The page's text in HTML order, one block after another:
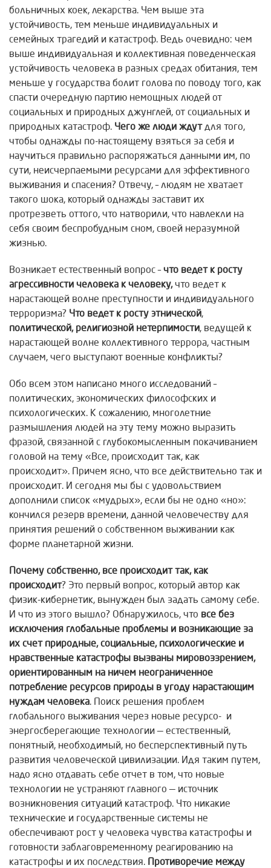
больничных коек, лекарства. Чем выше эта
устойчивость, тем меньше индивидуальных и
семейных трагедий и катастроф. Ведь очевидно: чем
выше индивидуальная и коллективная поведенческая
устойчивость человека в разных средах обитания, тем
меньше у государства болит голова по поводу того, как
спасти очередную партию немощных людей от
социальных и природных джунглей, от социальных и
природных катастроф. Чего же люди ждутдля того,
чтобы однажды по-настоящему взяться за себя и
научиться правильно распоряжаться данными им, по
сути, неисчерпаемыми ресурсами для эффективного
выживания и спасения? Отвечу, – людям не хватает
такого шока, который однажды заставит их
протрезветь оттого, что натворили, что навлекли на
себя своим беспробудным сном, своей неразумной
жизнью.
Возникает естественный вопрос –что ведет к росту
агрессивности человека к человеку,что ведет к
нарастающей волне преступности и индивидуального
терроризма? Что ведет к росту этнической,
политической, религиозной нетерпимости, ведущей к
нарастающей волне коллективного террора, частным
случаем, чего выступают военные конфликты?
Обо всем этом написано много исследований –
политических, экономических философских и
психологических. К сожалению, многолетние
размышления людей на эту тему можно выразить
фразой, связанной с глубокомысленным покачиванием
головой на тему «Все, происходит так, как
происходит». Причем ясно, что все действительно так и
происходит. И сегодня мы бы с удовольствием
дополнили список «мудрых», если бы не одно «но»:
кончился резерв времени, данной человечеству для
принятия решений о собственном выживании как
форме планетарной жизни.
Почему собственно, все происходит так, как
происходит? Это первый вопрос, который автор как
физик-кибернетик, вынужден был задать самому себе.
И что из этого вышло? Обнаружилось, что все без
исключения глобальные проблемы и возникающие за
их счет природные, социальные, психологические и
нравственные катастрофы вызваны мировоззрением,
ориентированным на ничем неограниченное
потребление ресурсов природы в угоду нарастающим
нуждам человека. Поиск решения проблем
глобального выживания через новые ресурсо- и
энергосберегающие технологии — естественный,
понятный, необходимый, но бесперспективный путь
развития человеческой цивилизации. Идя таким путем,
надо ясно отдавать себе отчет в том, что новые
технологии не устраняют главного — источник
возникновения ситуаций катастроф. Что никакие
технические и государственные системы не
обеспечивают рост у человека чувства катастрофы и
готовности заблаговременному реагированию на
катастрофы и их последствия. Противоречие между